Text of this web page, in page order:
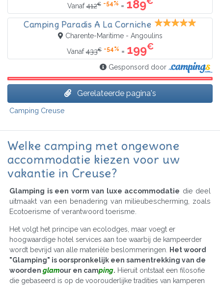
Vanaf412€ -54% = 189
Camping Paradis A La Corniche
Charente-Maritime - Angoulins
Vanaf433€ -54% = 199€
Gesponsord door
Gerelateerde pagina's
Camping Creuse
Welke camping met ongewone
accommodatie kiezen voor uw
vakantie in Creuse?
Glamping is een vorm van luxe accommodatie die deel
uitmaakt van een benadering van milieubescherming, zoals
Ecotoerisme of verantwoord toerisme.
Het volgt het principe van ecolodges, maar voegt er
hoogwaardige hotel services aan toe waarbij de kampeerder
wordt bevrijd van alle materiële beslommeringen. Het woord
"Glamping" is oorspronkelijk een samentrekking van de
woorden glamour en camping. Hieruit ontstaat een filosofie
die gebaseerd is op de voorouderlijke tradities van kamperen